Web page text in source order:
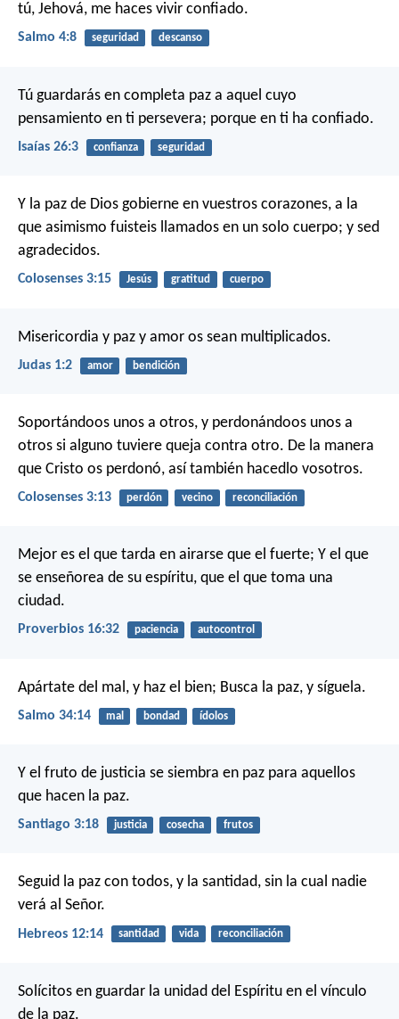
tú, Jehová, me haces vivir confiado.
Salmo 4:8 seguridad descanso
Tú guardarás en completa paz a aquel cuyo
pensamiento en ti persevera; porque en ti ha confiado.
Isaías 26:3 confianza seguridad
Y la paz de Dios gobierne en vuestros corazones, a la
que asimismo fuisteis llamados en un solo cuerpo; y sed
agradecidos.
Colosenses 3:15 Jesús gratitud cuerpo
Misericordia y paz y amor os sean multiplicados.
Judas 1:2 amor bendición
Soportándoos unos a otros, y perdonándoos unos a
otros si alguno tuviere queja contra otro. De la manera
que Cristo os perdonó, así también hacedlo vosotros.
Colosenses 3:13 perdón vecino reconciliación
Mejor es el que tarda en airarse que el fuerte; Y el que
se enseñorea de su espíritu, que el que toma una
ciudad.
Proverbios 16:32 paciencia autocontrol
Apártate del mal, y haz el bien; Busca la paz, y síguela.
Salmo 34:14 mal bondad ídolos
Y el fruto de justicia se siembra en paz para aquellos
que hacen la paz.
Santiago 3:18 justicia cosecha frutos
Seguid la paz con todos, y la santidad, sin la cual nadie
verá al Señor.
Hebreos 12:14 santidad vida reconciliación
Solícitos en guardar la unidad del Espíritu en el vínculo
de la paz.